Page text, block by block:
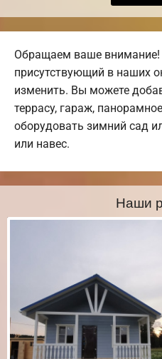
Обращаем ваше
присутствующий в наших
изменить. Вы можете
террасу, гараж,
оборудовать зимний сад
или навес.
Наши